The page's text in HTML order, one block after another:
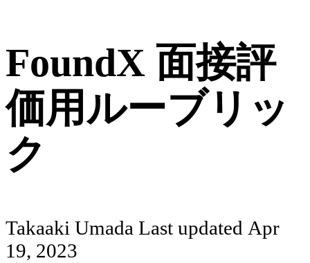
FoundX 面接評
価用ルーブリッ
ク
Takaaki Umada Last updated Apr
19, 2023